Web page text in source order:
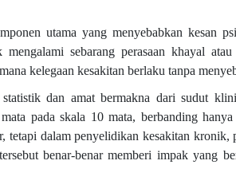
utama yang menyebabkan kesan
sebarang perasaan khayal
kelegaan kesakitan berlaku tanpa
dan amat bermakna dari sudut
pada skala 10 mata, berbanding
dalam penyelidikan kesakitan kronik,
benar-benar memberi impak yang